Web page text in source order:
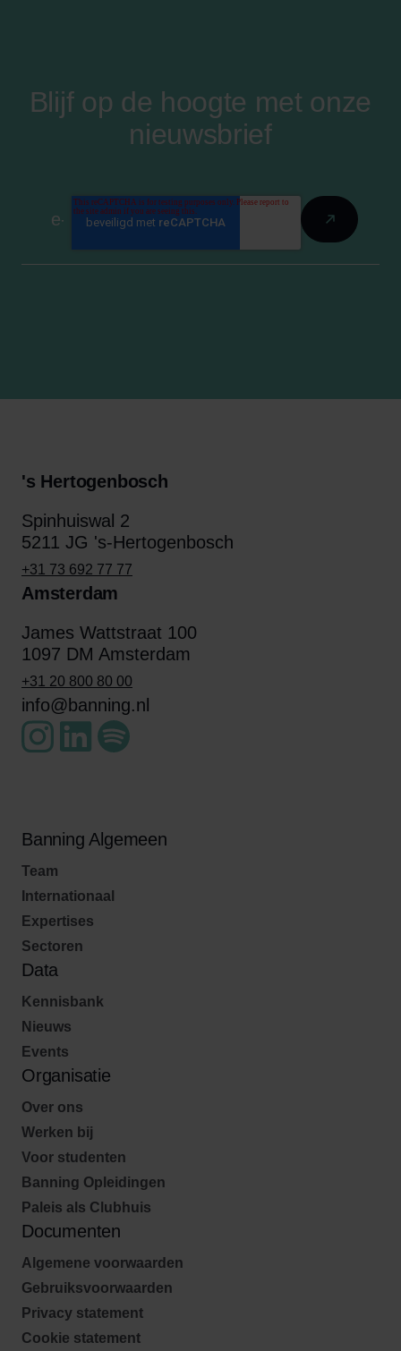
Blijf op de hoogte met onze
nieuwsbrief
's Hertogenbosch
Spinhuiswal 2
5211 JG 's-Hertogenbosch
+31 73 692 77 77
Amsterdam
James Wattstraat 100
1097 DM Amsterdam
+31 20 800 80 00
info@banning.nl
Banning Algemeen
Team
Internationaal
Expertises
Sectoren
Data
Kennisbank
Nieuws
Events
Organisatie
Over ons
Werken bij
Voor studenten
Banning Opleidingen
Paleis als Clubhuis
Documenten
Algemene voorwaarden
Gebruiksvoorwaarden
Privacy statement
Cookie statement